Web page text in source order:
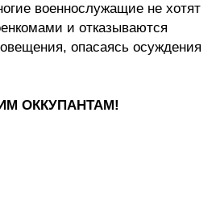
военнослужащие не хотят
и отказываются
опасаясь осуждения
ОККУПАНТАМ!